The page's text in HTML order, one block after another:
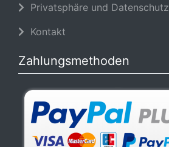
Privatsphäre und Datenschutz
Kontakt
Zahlungsmethoden